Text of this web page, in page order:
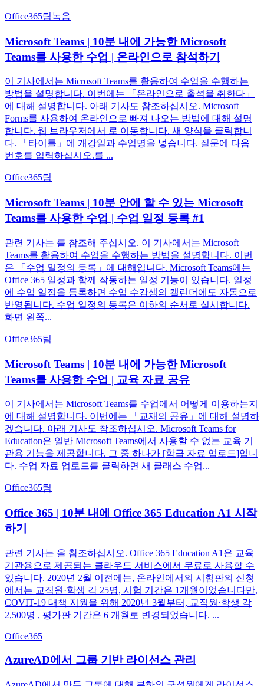
Office365팀녹음
Microsoft Teams | 10분 내에 가능한 Microsoft
Teams를 사용한 수업 | 온라인으로 참석하기
이 기사에서는 Microsoft Teams를 활용하여 수업을 수행하는
방법을 설명합니다. 이번에는 「온라인으로 출석을 취한다」
에 대해 설명합니다. 아래 기사도 참조하십시오. Microsoft
Forms를 사용하여 온라인으로 빠져 나오는 방법에 대해 설명
합니다. 웹 브라우저에서 로 이동합니다. 새 양식을 클릭합니
다. 「타이틀」에 개강일과 수업명을 넣습니다. 질문에 다음
번호를 입력하십시오.를 ...
Office365팀
Microsoft Teams | 10분 안에 할 수 있는 Microsoft
Teams를 사용한 수업 | 수업 일정 등록 #1
관련 기사는 를 참조해 주십시오. 이 기사에서는 Microsoft
Teams를 활용하여 수업을 수행하는 방법을 설명합니다. 이번
은 「수업 일정의 등록」에 대해입니다. Microsoft Teams에는
Office 365 일정과 함께 작동하는 일정 기능이 있습니다. 일정
에 수업 일정을 등록하면 수업 수강생의 캘린더에도 자동으로
반영됩니다. 수업 일정의 등록은 이하의 순서로 실시합니다.
화면 왼쪽...
Office365팀
Microsoft Teams | 10분 내에 가능한 Microsoft
Teams를 사용한 수업 | 교육 자료 공유
이 기사에서는 Microsoft Teams를 수업에서 어떻게 이용하는지
에 대해 설명합니다. 이번에는 「교재의 공유」에 대해 설명하
겠습니다. 아래 기사도 참조하십시오. Microsoft Teams for
Education은 일반 Microsoft Teams에서 사용할 수 없는 교육 기
관용 기능을 제공합니다. 그 중 하나가 [학급 자료 업로드]입니
다. 수업 자료 업로드를 클릭하면 새 클래스 수업...
Office365팀
Office 365 | 10분 내에 Office 365 Education A1 시작
하기
관련 기사는 을 참조하십시오. Office 365 Education A1은 교육
기관용으로 제공되는 클라우드 서비스에서 무료로 사용할 수
있습니다. 2020년 2월 이전에는, 온라인에서의 시험판의 신청
에서는 교직원·학생 각 25명, 시험 기간은 1개월이었습니다만,
COVIT-19 대책 지원을 위해 2020년 3월부터, 교직원·학생 각
2,500명 , 평가판 기간은 6 개월로 변경되었습니다. ...
Office365
AzureAD에서 그룹 기반 라이선스 관리